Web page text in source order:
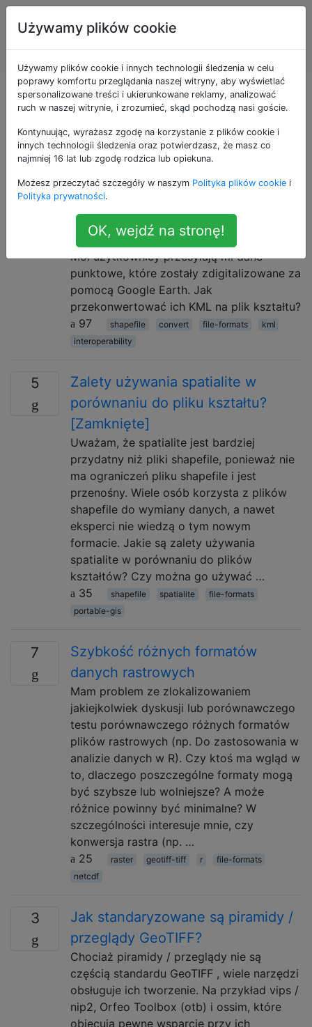
Systemy
Informacji
Geograficznej
Pytania otagowane
jako file-formats
przechowywania w pliku komputerowym
Konwertujesz pomiędzy KML a
formatem plików shapefile (SHP)?
Moi użytkownicy przesyłają mi dane
punktowe, które zostały zdigitalizowane za
pomocą Google Earth. Jak
przekonwertować ich KML na plik kształtu?
97
shapefile convert file-formats
kml
interoperability
5
Zalety używania spatialite w
porównaniu do pliku kształtu?
[Zamknięte]
Uważam, że spatialite jest bardziej
przydatny niż pliki shapefile, ponieważ nie
ma ograniczeń pliku shapefile i jest
przenośny. Wiele osób korzysta z plików
shapefile do wymiany danych, a nawet
eksperci nie wiedzą o tym nowym
formacie. Jakie są zalety używania
spatialite w porównaniu do plików
kształtów? Czy można go używać …
35
shapefile spatialite
file-formats
portable-gis
7
Szybkość różnych formatów
danych rastrowych
Mam problem ze zlokalizowaniem
jakiejkolwiek dyskusji lub porównawczego
testu porównawczego różnych formatów
plików rastrowych (np. Do zastosowania w
analizie danych w R). Czy ktoś ma wgląd w
to, dlaczego poszczególne formaty mogą
być szybsze lub wolniejsze? A może
różnice powinny być minimalne? W
szczególności interesuje mnie, czy
konwersja rastra (np. …
25
raster geotiff-tiff r
file-formats
netcdf
3
Jak standaryzowane są piramidy /
przeglądy GeoTIFF?
Chociaż piramidy / przeglądy nie są
częścią standardu GeoTIFF , wiele narzędzi
obsługuje ich tworzenie. Na przykład vips /
nip2, Orfeo Toolbox (otb) i ossim, które
obiecują pewne wsparcie przy ich
Używamy plików cookie
Używamy plików cookie i innych technologii śledzenia w celu
poprawy komfortu przeglądania naszej witryny, aby wyświetlać
spersonalizowane treści i ukierunkowane reklamy, analizować
ruch w naszej witrynie, i zrozumieć, skąd pochodzą nasi goście.
Kontynuując, wyrażasz zgodę na korzystanie z plików cookie i
innych technologii śledzenia oraz potwierdzasz, że masz co
najmniej 16 lat lub zgodę rodzica lub opiekuna.
Możesz przeczytać szczegóły w naszym Polityka plików cookie i
Polityka prywatności.
OK, wejdź na stronę!